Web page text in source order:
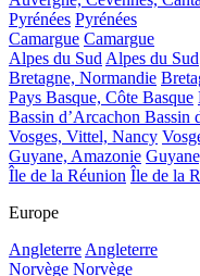
Pyrénées Pyrénées
Camargue Camargue
Alpes du Sud Alpes du Sud
Bretagne, Normandie
Pays Basque, Côte Basque
Bassin d’Arcachon Bassin
Vosges, Vittel, Nancy
Guyane, Amazonie
Île de la Réunion Île de la
Europe
Angleterre Angleterre
Norvège Norvège